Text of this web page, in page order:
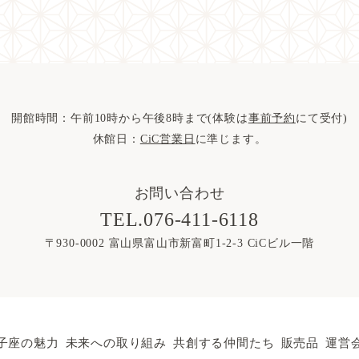
開館時間：午前10時から午後8時まで(体験は事前予約 にて受付)
休館日： CiC営業日 に準じます。
お問い合わせ
TEL.076-411-6118
〒930-0002 富山県富山市新富町1-2-3 CiCビル一階
座の魅力 未来への取り組み 共創する仲間たち 販売品 運営